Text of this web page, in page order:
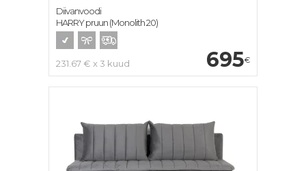
695€
231.67 € x 3 kuud
Diivanvoodi
HARRY pruun (Monolith 20)